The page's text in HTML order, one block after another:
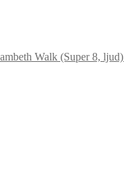
Walk (Super 8, ljud)